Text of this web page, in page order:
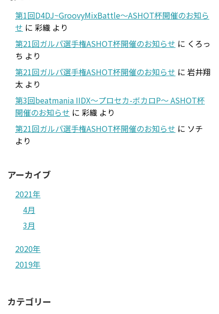
第1回D4DJ~GroovyMixBattle～ASHOT杯開催のお知ら
せ に 彩織 より
第21回ガルパ選手権ASHOT杯開催のお知らせ に くろっ
ち より
第21回ガルパ選手権ASHOT杯開催のお知らせ に 岩井翔
太 より
第3回beatmania IIDX～プロセカ-ボカロP～ ASHOT杯
開催のお知らせ に 彩織 より
第21回ガルパ選手権ASHOT杯開催のお知らせ に ソチ
より
アーカイブ
2021年
4月
3月
2020年
2019年
カテゴリー